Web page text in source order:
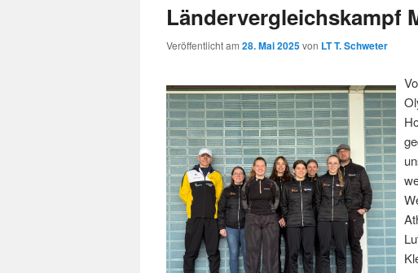
Ländervergleichskampf
Veröffentlicht am 28. Mai 2025von LT T. Schweter